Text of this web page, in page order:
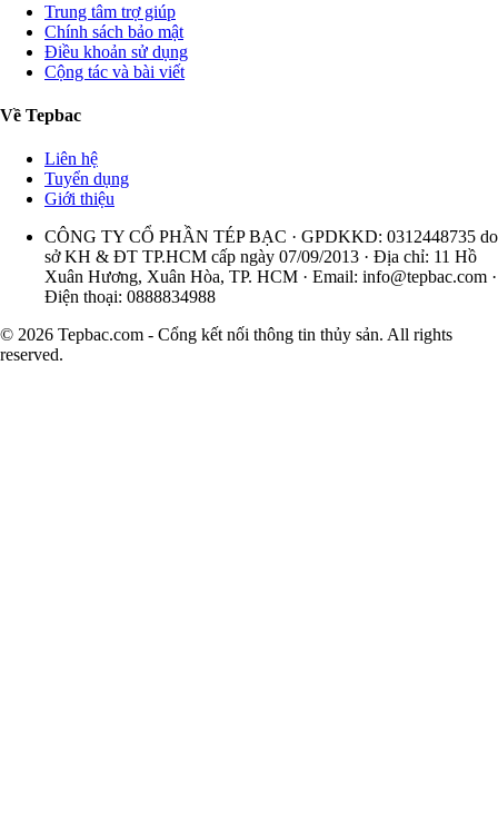
Trung tâm trợ giúp
Chính sách bảo mật
Điều khoản sử dụng
Cộng tác và bài viết
Về Tepbac
Liên hệ
Tuyển dụng
Giới thiệu
CÔNG TY CỔ PHẦN TÉP BẠC · GPDKKD: 0312448735 do
sở KH & ĐT TP.HCM cấp ngày 07/09/2013 · Địa chỉ: 11 Hồ
Xuân Hương, Xuân Hòa, TP. HCM · Email: info@tepbac.com ·
Điện thoại: 0888834988
© 2026 Tepbac.com - Cổng kết nối thông tin thủy sản. All rights
reserved.